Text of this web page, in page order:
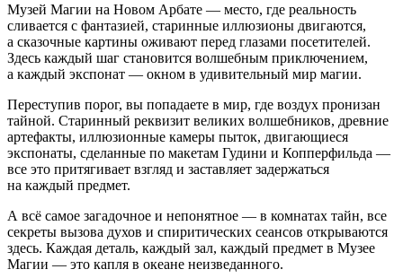
Музей Магии на Новом Арбате — место, где реальность
сливается с фантазией, старинные иллюзионы двигаются,
а сказочные картины оживают перед глазами посетителей.
Здесь каждый шаг становится волшебным приключением,
а каждый экспонат — окном в удивительный мир магии.
Переступив порог, вы попадаете в мир, где воздух пронизан
тайной. Старинный реквизит великих волшебников, древние
артефакты, иллюзионные камеры пыток, двигающиеся
экспонаты, сделанные по макетам Гудини и Копперфильда —
все это притягивает взгляд и заставляет задержаться
на каждый предмет.
А всё самое загадочное и непонятное — в комнатах тайн, все
секреты вызова духов и спиритических сеансов открываются
здесь. Каждая деталь, каждый зал, каждый предмет в Музее
Магии — это капля в океане неизведанного.